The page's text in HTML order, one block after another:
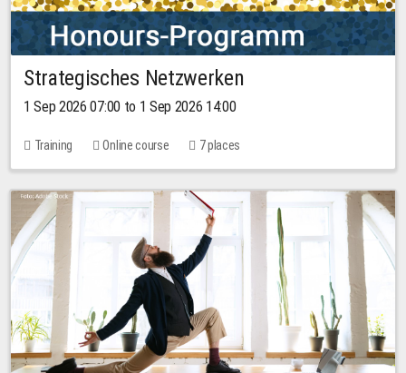
Strategisches Netzwerken
1 Sep 2026 07:00 to 1 Sep 2026 14:00
Training Online course 7 places